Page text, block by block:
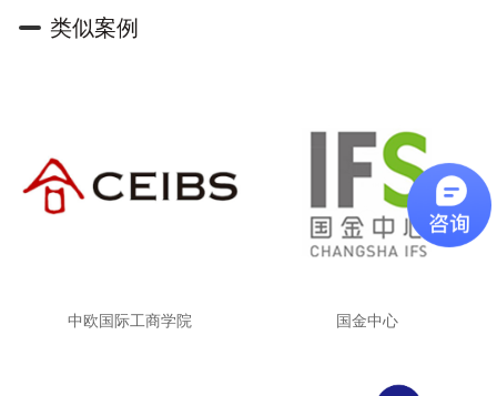
类似案例
中欧国际工商学院 国金中心